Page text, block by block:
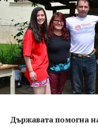
Държавата помогна